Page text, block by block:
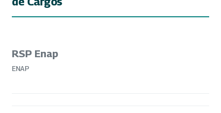
RSP Enap
ENAP